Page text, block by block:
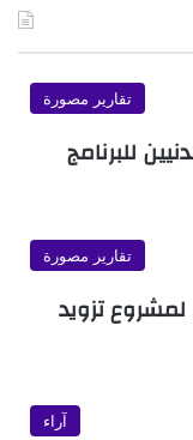
تقارير مصورة
للبرنامج
تقارير مصورة
تزويد
آراء